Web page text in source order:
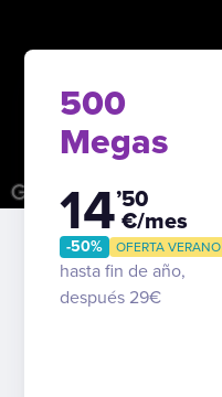
Combinaciones de teclas
500
Megas
14’50
€/mes
-50% OFERTA VERANO
hasta fin de año,
después 29€